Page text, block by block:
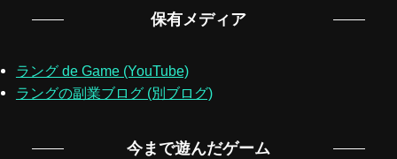
保有メディア
ラング de Game (YouTube)
ラングの副業ブログ (別ブログ)
今まで遊んだゲーム